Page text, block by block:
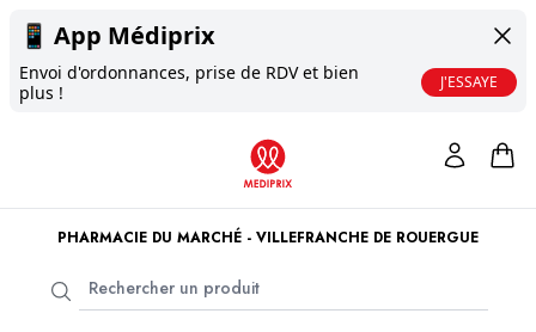
📱 App Médiprix
Envoi d'ordonnances, prise de RDV et bien
plus !
J'ESSAYE
PHARMACIE DU MARCHÉ - VILLEFRANCHE DE ROUERGUE